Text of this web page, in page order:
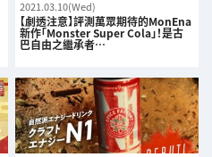
2021.03.10(Wed)
【劇透注意】評測萬眾期待的MonEna
新作「Monster Super Cola」！是古
巴自由之繼承者…